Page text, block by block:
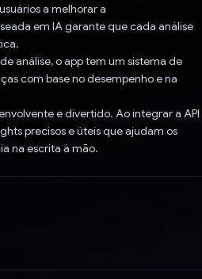
a melhorar a
em IA garante que cada análise
análise, o app tem um sistema de
com base no desempenho e na
e divertido. Ao integrar a API
precisos e úteis que ajudam os
na escrita à mão.